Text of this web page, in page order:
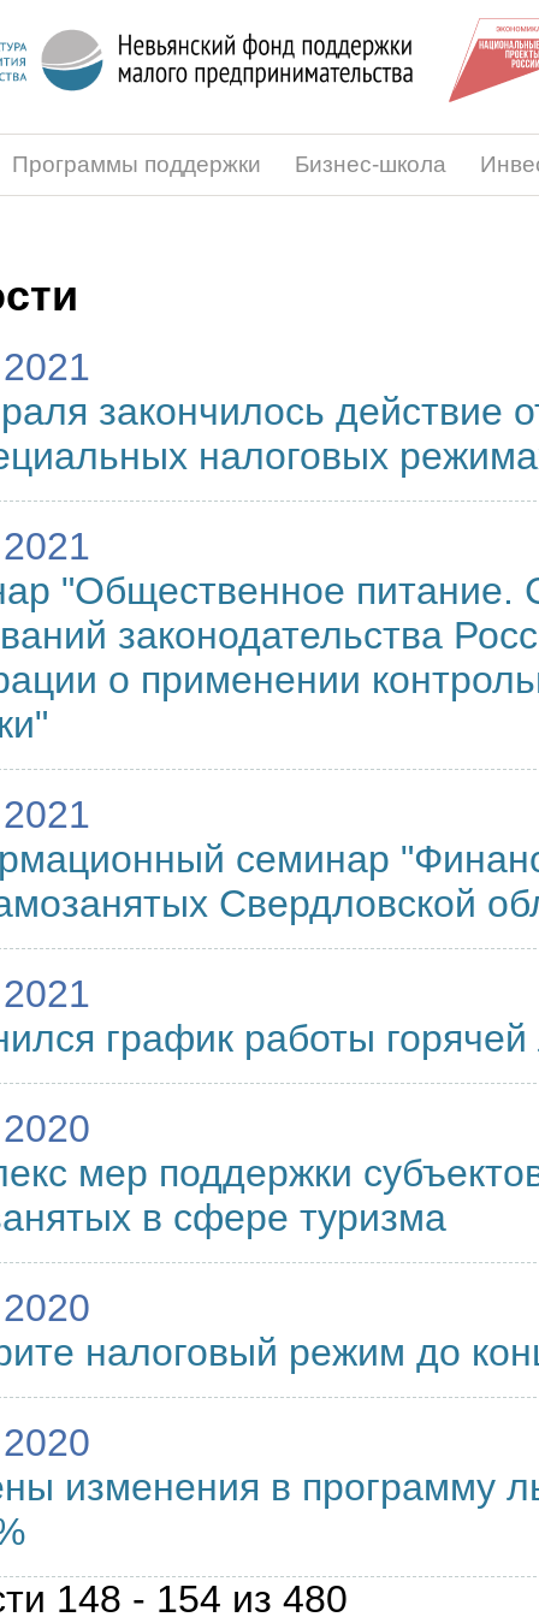
Программы поддержки Бизнес-школа
закончилось действие
налоговых
"Общественное питание.
законодательства
о применении
семинар
Свердловской
график работы
мер поддержки
в сфере туризма
налоговый режим до
изменения в программу
148 - 154 из 480